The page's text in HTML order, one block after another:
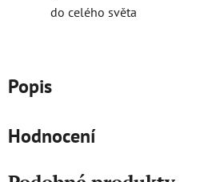
do celého světa
Popis
Hodnocení